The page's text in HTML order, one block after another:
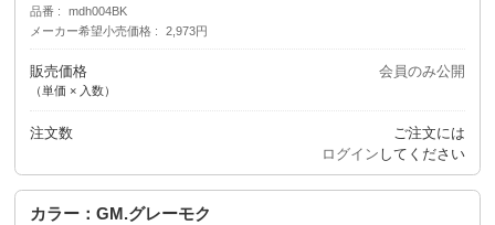
品番
mdh004BK
メーカー希望小売価格
2,973円
販売価格
（単価 × 入数）
会員のみ公開
注文数
ご注文には
ログイン してください
カラー：GM.グレーモク